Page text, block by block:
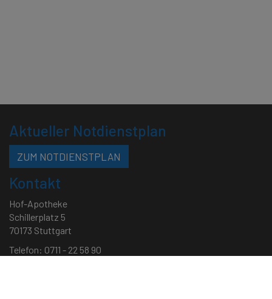
Aktueller Notdienstplan
ZUM NOTDIENSTPLAN
Kontakt
Hof-Apotheke
Schillerplatz 5
70173 Stuttgart
Telefon: 0711 - 22 58 90